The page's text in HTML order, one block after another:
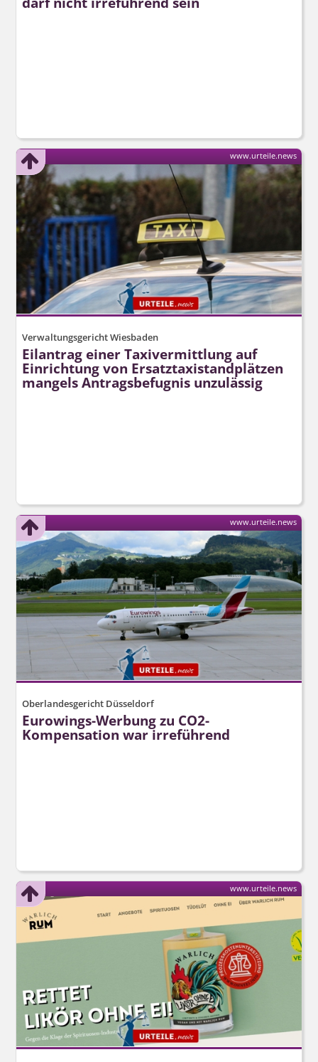
Verwaltungsgericht Wiesbaden
Eilantrag einer Taxivermittlung auf
Einrichtung von Ersatztaxi­standplätzen
mangels Antragsbefugnis unzulässig
www.urteile.news
Oberlandesgericht Düsseldorf
Eurowings-Werbung zu CO2-
Kompensation war irreführend
www.urteile.news
www.urteile.news